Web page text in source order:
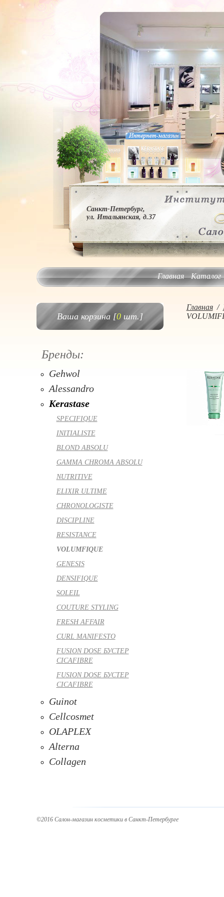
Санкт-Петербург,
ул. Итальянская, д.37
Главная Каталог
Ваша корзина [0шт.]
Бренды:
Gehwol
Alessandro
Kerastase
SPECIFIQUE
INITIALISTE
BLOND ABSOLU
GAMMA CHROMA ABSOLU
NUTRITIVE
ELIXIR ULTIME
CHRONOLOGISTE
DISCIPLINE
RESISTANCE
VOLUMFIQUE
GENESIS
DENSIFIQUE
SOLEIL
COUTURE STYLING
FRESH AFFAIR
CURL MANIFESTO
FUSION DOSE БУСТЕР
CICAFIBRE
FUSION DOSE БУСТЕР
CICAFIBRE
Guinot
Cellcosmet
OLAPLEX
Alterna
Collagen
Главная/
©2016 Салон-магазин косметики в Санкт-Петербурге